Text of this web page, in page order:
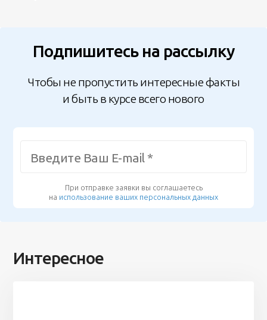
Подпишитесь на рассылку
Чтобы не пропустить интересные факты
и быть в курсе всего нового
При отправке заявки вы соглашаетесь
на использование ваших персональных данных
Интересное